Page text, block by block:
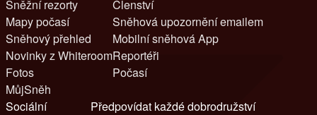
Sněžní rezorty
Mapy počasí
Sněhový přehled
Novinky z Whiteroom
Fotos
MůjSněh
Členství
Sněhová upozornění emailem
Mobilní sněhová App
Reportéři
Počasí
Sociální
Předpovídat každé dobrodružství